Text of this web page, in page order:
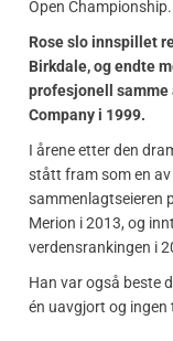
Open Championship.
Rose slo innspillet
Birkdale, og endte
profesjonell samme
Company i 1999.
I årene etter den
stått fram som en av
sammenlagtseieren
Merion i 2013, og
verdensrankingen i
Han var også beste
én uavgjort og ingen